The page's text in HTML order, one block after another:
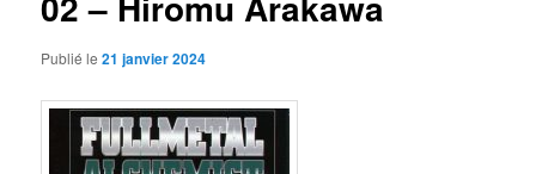
Publié le21 janvier 2024